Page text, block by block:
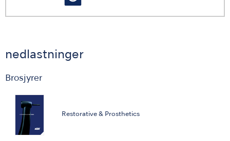
nedlastninger
Brosjyrer
Restorative & Prosthetics